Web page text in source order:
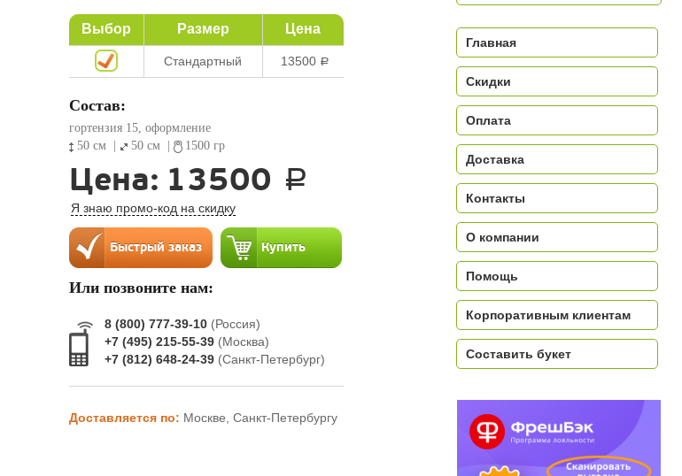
Выбор Размер Цена
Стандартный 13500 a
Состав:
гортензия 15, оформление
50 см
50 см 1500 гр
Цена: 13500 a
Я знаю промо-код на скидку
Или позвоните нам:
8 (800) 777-39-10 (Россия)
+7 (495) 215-55-39 (Москва)
+7 (812) 648-24-39 (Санкт-Петербург)
Доставляется по: Москве, Санкт-Петербургу
Главная
Скидки
Оплата
Доставка
Контакты
О компании
Помощь
Корпоративным клиентам
Составить букет